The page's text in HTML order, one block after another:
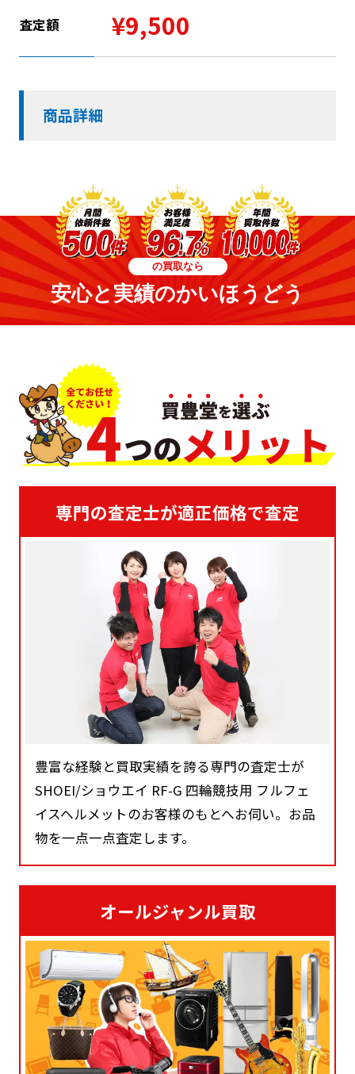
査定額 ¥9,500
商品詳細
の買取なら
安心と実績のかいほうどう
専門の査定士が適正価格で査定
豊富な経験と買取実績を誇る専門の査定士が
SHOEI/ショウエイ RF-G 四輪競技用 フルフェ
イスヘルメットのお客様のもとへお伺い。お品
物を一点一点査定します。
オールジャンル買取